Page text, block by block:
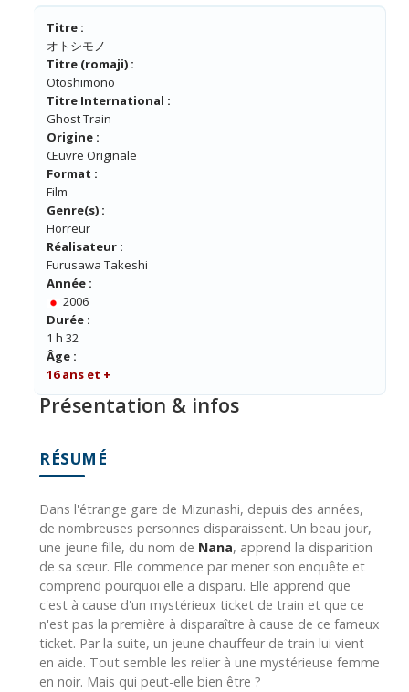
5
Titre :
オトシモノ
Titre (romaji) :
Otoshimono
Titre International :
Ghost Train
Origine :
Œuvre Originale
Format :
Film
Genre(s) :
Horreur
Réalisateur :
Furusawa Takeshi
Année :
2006
Durée :
1 h 32
Âge :
16 ans et +
Présentation & infos
RÉSUMÉ
Dans l'étrange gare de Mizunashi, depuis des années,
de nombreuses personnes disparaissent. Un beau jour,
une jeune fille, du nom de Nana, apprend la disparition
de sa sœur. Elle commence par mener son enquête et
comprend pourquoi elle a disparu. Elle apprend que
c'est à cause d'un mystérieux ticket de train et que ce
n'est pas la première à disparaître à cause de ce fameux
ticket. Par la suite, un jeune chauffeur de train lui vient
en aide. Tout semble les relier à une mystérieuse femme
en noir. Mais qui peut-elle bien être ?